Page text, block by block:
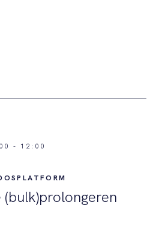
- 12:00
(bulk)prolongeren